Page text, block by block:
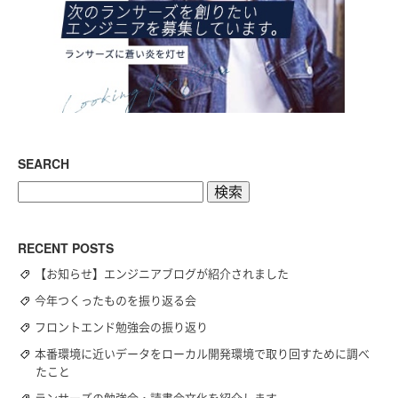
SEARCH
RECENT POSTS
【お知らせ】エンジニアブログが紹介されました
今年つくったものを振り返る会
フロントエンド勉強会の振り返り
本番環境に近いデータをローカル開発環境で取り回すために調べ
たこと